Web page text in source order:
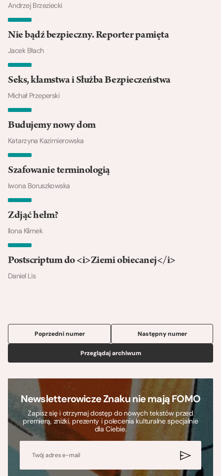
Andrzej Brzeziecki
Nie bądź bezpieczny. Reporter pamięta
Jacek Błach
Seks, kłamstwa i Służba Bezpieczeństwa
Michał Przeperski
Budujemy nowy dom
Katarzyna Kazimierowska
Szafowanie terminologią
Iwona Boruszkowska
Zdjąć hełm?
Ilona Klimek
Postscriptum do <i>Ziemi obiecanej</i>
Daniel Lis
Poprzedni numer
Przeglądaj archiwum
Następny numer
Newsletterowicze Znaku nie mają FOMO
Zapisz się i otrzymaj dostęp do nowych tekstów przed
premierą, zniżki, prezenty i polecenia kulturalne specjalnie
dla Ciebie.